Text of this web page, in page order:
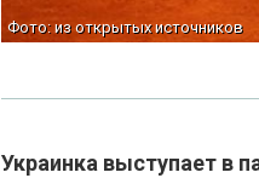
Фото: из открытых источников
Украинка выступает в